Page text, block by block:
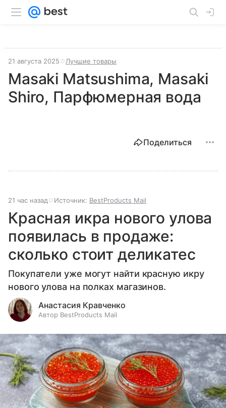
21 августа 2025 Лучшие товары
Masaki Matsushima, Masaki
Shiro, Парфюмерная вода
Поделиться
21 час назад Источник: BestProducts Mail
Красная икра нового улова
появилась в продаже:
сколько стоит деликатес
Покупатели уже могут найти красную икру
нового улова на полках магазинов.
Анастасия Кравченко
Автор BestProducts Mail